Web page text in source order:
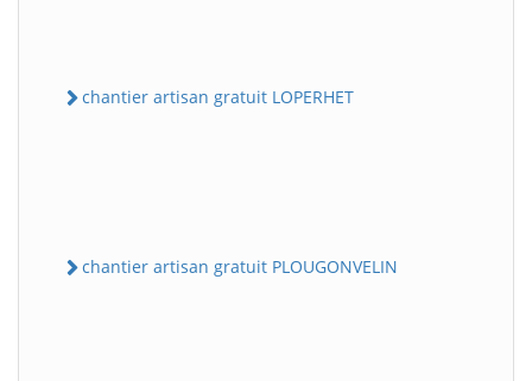
chantier artisan gratuit LOPERHET
chantier artisan gratuit PLOUGONVELIN